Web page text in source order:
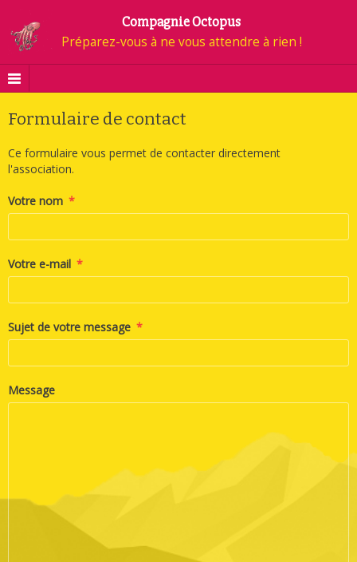
Compagnie Octopus
Préparez-vous à ne vous attendre à rien !
Formulaire de contact
Ce formulaire vous permet de contacter directement
l'association.
Votre nom
Votre e-mail
Sujet de votre message
Message